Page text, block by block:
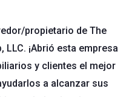
y un sistema de mentoría
profesionales
no solo fomenta el
sino que también asegura
propietario de The
LLC. ¡Abrió esta empresa
y clientes el mejor
a alcanzar sus